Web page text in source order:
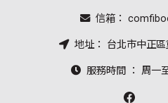
信箱：
地址： 台北市中正
服務時間 ： 周一